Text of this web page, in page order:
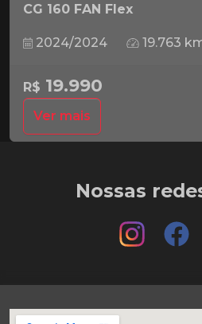
CG 160 FAN Flex
2024/2024 19.763
R$ 19.990
Ver mais
Nossas